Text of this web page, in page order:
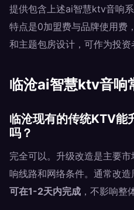
提供包含上述ai智慧ktv音响
特点是0加盟费与品牌使用费
和主题包房设计，可作为投资
临沧ai智慧ktv音响
临沧现有的传统KTV
吗？
完全可以。升级改造是主要
响线路和网络条件。通常改造
可在1-2天内完成 ，不影响整